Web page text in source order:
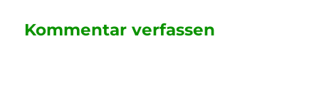
Kommentar verfassen